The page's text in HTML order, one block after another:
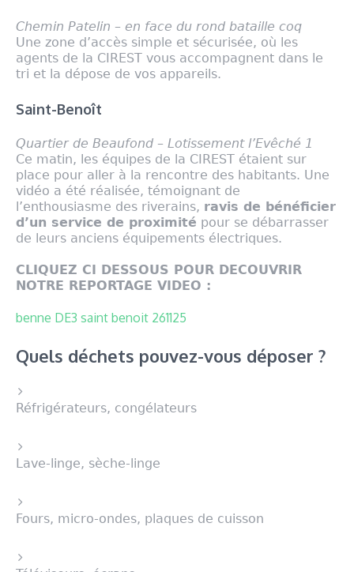
Chemin Patelin – en face du rond bataille coq
Une zone d’accès simple et sécurisée, où les
agents de la CIREST vous accompagnent dans le
tri et la dépose de vos appareils.
Saint-Benoît
Quartier de Beaufond – Lotissement l’Evêché 1
Ce matin, les équipes de la CIREST étaient sur
place pour aller à la rencontre des habitants. Une
vidéo a été réalisée, témoignant de
l’enthousiasme des riverains, ravis de bénéficier
d’un service de proximité pour se débarrasser
de leurs anciens équipements électriques.
CLIQUEZ CI DESSOUS POUR DECOUVRIR
NOTRE REPORTAGE VIDEO :
benne DE3 saint benoit 261125
Quels déchets pouvez-vous déposer ?
Réfrigérateurs, congélateurs
Lave-linge, sèche-linge
Fours, micro-ondes, plaques de cuisson